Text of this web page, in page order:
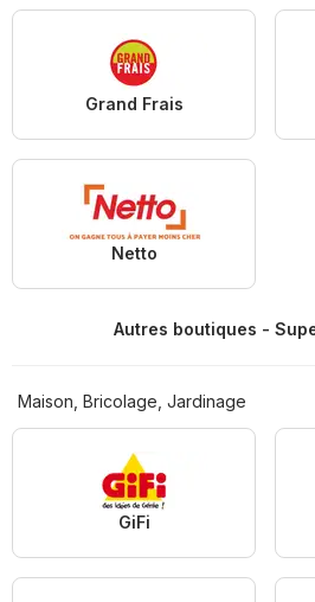
Grand Frais
Netto
Autres boutiques -
Maison, Bricolage, Jardinage
GiFi